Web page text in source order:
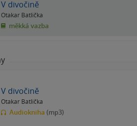
V divočině
Otakar Batlička
měkká vazba
V divočině
Otakar Batlička
Audiokniha (mp3)